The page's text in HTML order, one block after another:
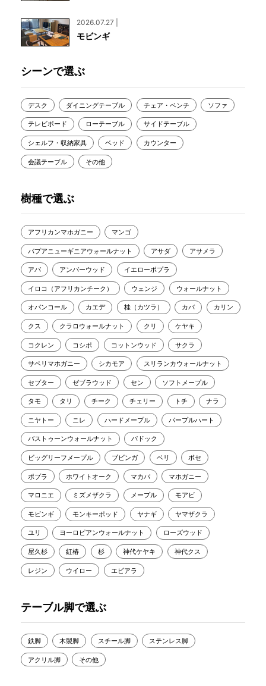
2026.07.27 |
モビンギ
シーンで選ぶ
デスク ダイニングテーブル チェア・ベンチ ソファ
テレビボード ローテーブル サイドテーブル
シェルフ・収納家具 ベッド カウンター
会議テーブル その他
樹種で選ぶ
アフリカンマホガニー マンゴ
パプアニューギニアウォールナット アサダ アサメラ
アパ アンバーウッド イエローポプラ
イロコ（アフリカンチーク） ウェンジ ウォールナット
オバンコール カエデ 桂（カツラ） カバ カリン
クス クラロウォールナット クリ ケヤキ
コクレン コシポ コットンウッド サクラ
サペリマホガニー シカモア スリランカウォールナット
セプター ゼブラウッド セン ソフトメープル
タモ タリ チーク チェリー トチ ナラ
ニヤトー ニレ ハードメープル パープルハート
バストゥーンウォールナット パドック
ビッグリーフメープル ブビンガ ベリ ボセ
ポプラ ホワイトオーク マカバ マホガニー
マロニエ ミズメザクラ メープル モアビ
モビンギ モンキーポッド ヤナギ ヤマザクラ
ユリ ヨーロピアンウォールナット ローズウッド
屋久杉 紅椿 杉 神代ケヤキ 神代クス
レジン ウイロー エビアラ
テーブル脚で選ぶ
鉄脚 木製脚 スチール脚 ステンレス脚
アクリル脚 その他